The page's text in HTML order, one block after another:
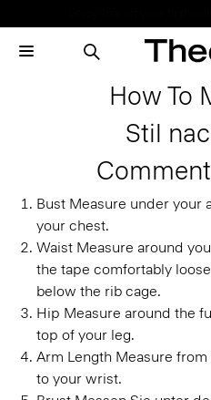
How To
Stil
Bust Measure under your
your chest.
Waist Measure around
the tape comfortably
below the rib cage.
Hip Measure around the
top of your leg.
Arm Length Measure
to your wrist.